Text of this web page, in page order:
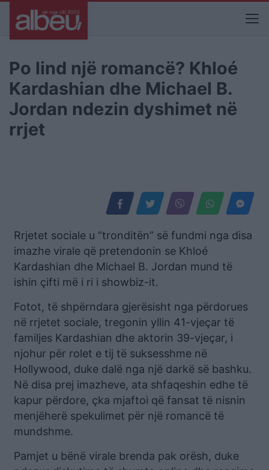
Po lind një romancë? Khloé
Kardashian dhe Michael B.
Jordan ndezin dyshimet në
rrjet
Rrjetet sociale u “tronditën” së fundmi nga disa
imazhe virale që pretendonin se Khloé
Kardashian dhe Michael B. Jordan mund të
ishin çifti më i ri i showbiz-it.
Fotot, të shpërndara gjerësisht nga përdorues
në rrjetet sociale, tregonin yllin 41-vjeçar të
familjes Kardashian dhe aktorin 39-vjeçar, i
njohur për rolet e tij të suksesshme në
Hollywood, duke dalë nga një darkë së bashku.
Në disa prej imazheve, ata shfaqeshin edhe të
kapur përdore, çka mjaftoi që fansat të nisnin
menjëherë spekulimet për një romancë të
mundshme.
Pamjet u bënë virale brenda pak orësh, duke